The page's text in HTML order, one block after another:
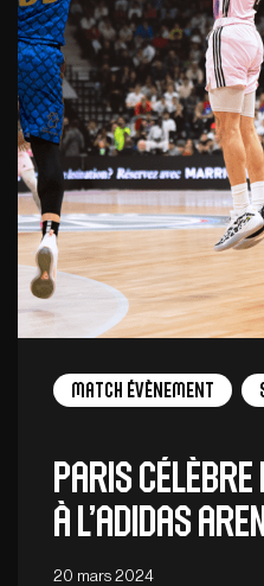
Match Évènement
Paris célèbre
à l’adidas
20 mars 2024